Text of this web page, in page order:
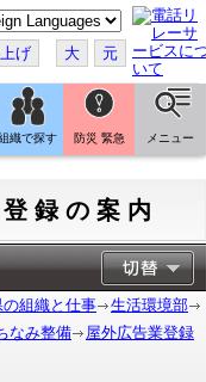
げ 大 元
織で探す 防災 緊急 メニュー
録の案内
の組織と仕事
生活環境部
なみ整備
屋外広告業登録